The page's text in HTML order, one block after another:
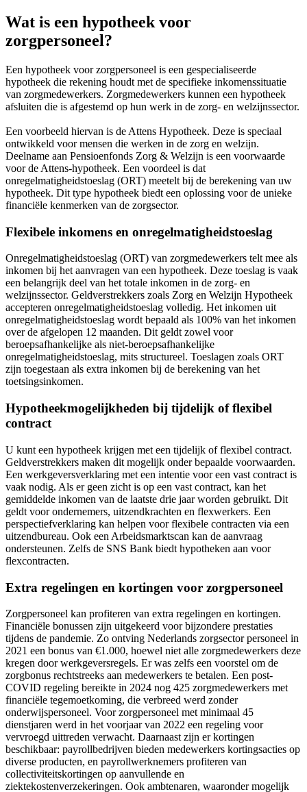
Wat is een hypotheek voor
zorgpersoneel?
Een hypotheek voor zorgpersoneel is een gespecialiseerde
hypotheek die rekening houdt met de specifieke inkomenssituatie
van zorgmedewerkers. Zorgmedewerkers kunnen een hypotheek
afsluiten die is afgestemd op hun werk in de zorg- en welzijnssector.
Een voorbeeld hiervan is de Attens Hypotheek. Deze is speciaal
ontwikkeld voor mensen die werken in de zorg en welzijn.
Deelname aan Pensioenfonds Zorg & Welzijn is een voorwaarde
voor de Attens-hypotheek. Een voordeel is dat
onregelmatigheidstoeslag (ORT) meetelt bij de berekening van uw
hypotheek. Dit type hypotheek biedt een oplossing voor de unieke
financiële kenmerken van de zorgsector.
Flexibele inkomens en onregelmatigheidstoeslag
Onregelmatigheidstoeslag (ORT) van zorgmedewerkers telt mee als
inkomen bij het aanvragen van een hypotheek. Deze toeslag is vaak
een belangrijk deel van het totale inkomen in de zorg- en
welzijnssector. Geldverstrekkers zoals Zorg en Welzijn Hypotheek
accepteren onregelmatigheidstoeslag volledig. Het inkomen uit
onregelmatigheidstoeslag wordt bepaald als 100% van het inkomen
over de afgelopen 12 maanden. Dit geldt zowel voor
beroepsafhankelijke als niet-beroepsafhankelijke
onregelmatigheidstoeslag, mits structureel. Toeslagen zoals ORT
zijn toegestaan als extra inkomen bij de berekening van het
toetsingsinkomen.
Hypotheekmogelijkheden bij tijdelijk of flexibel
contract
U kunt een hypotheek krijgen met een tijdelijk of flexibel contract.
Geldverstrekkers maken dit mogelijk onder bepaalde voorwaarden.
Een werkgeversverklaring met een intentie voor een vast contract is
vaak nodig. Als er geen zicht is op een vast contract, kan het
gemiddelde inkomen van de laatste drie jaar worden gebruikt. Dit
geldt voor ondernemers, uitzendkrachten en flexwerkers. Een
perspectiefverklaring kan helpen voor flexibele contracten via een
uitzendbureau. Ook een Arbeidsmarktscan kan de aanvraag
ondersteunen. Zelfs de SNS Bank biedt hypotheken aan voor
flexcontracten.
Extra regelingen en kortingen voor zorgpersoneel
Zorgpersoneel kan profiteren van extra regelingen en kortingen.
Financiële bonussen zijn uitgekeerd voor bijzondere prestaties
tijdens de pandemie. Zo ontving Nederlands zorgsector personeel in
2021 een bonus van €1.000, hoewel niet alle zorgmedewerkers deze
kregen door werkgeversregels. Er was zelfs een voorstel om de
zorgbonus rechtstreeks aan medewerkers te betalen. Een post-
COVID regeling bereikte in 2024 nog 425 zorgmedewerkers met
financiële tegemoetkoming, die verbreed werd zonder
onderwijspersoneel. Voor zorgpersoneel met minimaal 45
dienstjaren werd in het voorjaar van 2022 een regeling voor
vervroegd uittreden verwacht. Daarnaast zijn er kortingen
beschikbaar: payrollbedrijven bieden medewerkers kortingsacties op
diverse producten, en payrollwerknemers profiteren van
collectiviteitskortingen op aanvullende en
ziektekostenverzekeringen. Ook ambtenaren, waaronder mogelijk